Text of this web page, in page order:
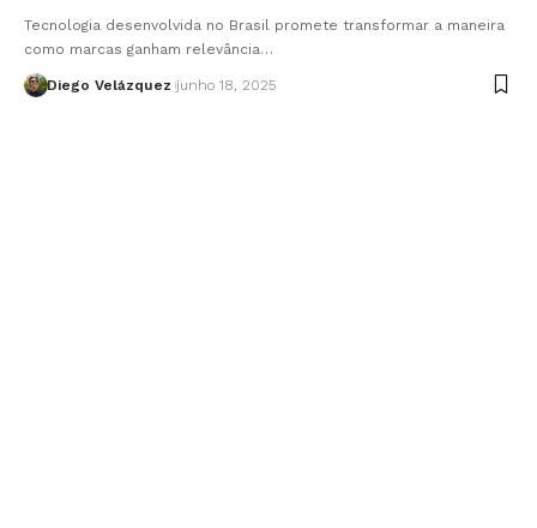
Tecnologia desenvolvida no Brasil promete transformar a maneira
como marcas ganham relevância…
Diego Velázquez junho 18, 2025